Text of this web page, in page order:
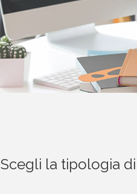
Scegli la tipologia